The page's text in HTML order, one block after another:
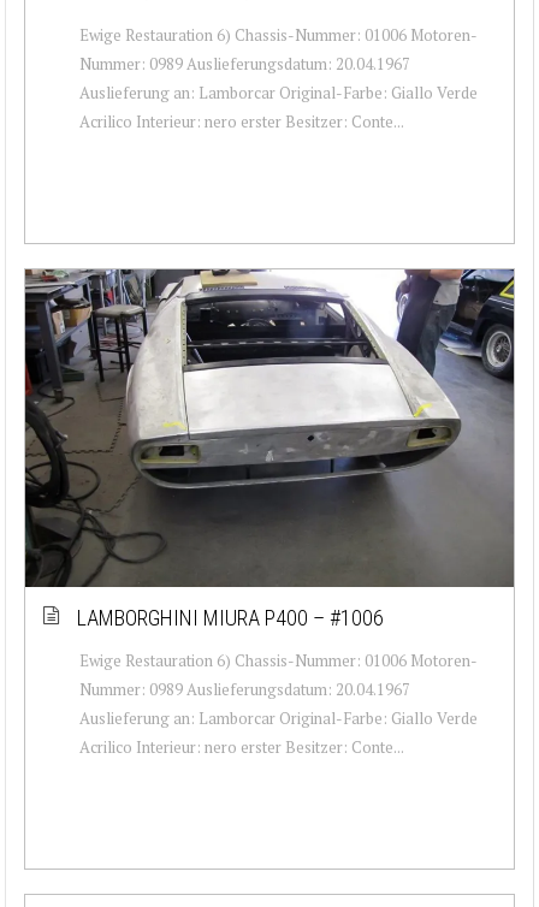
Ewige Restauration 6) Chassis-Nummer: 01006 Motoren-
Nummer: 0989 Auslieferungsdatum: 20.04.1967
Auslieferung an: Lamborcar Original-Farbe: Giallo Verde
Acrilico Interieur: nero erster Besitzer: Conte...
LAMBORGHINI MIURA P400 – #1006
Ewige Restauration 6) Chassis-Nummer: 01006 Motoren-
Nummer: 0989 Auslieferungsdatum: 20.04.1967
Auslieferung an: Lamborcar Original-Farbe: Giallo Verde
Acrilico Interieur: nero erster Besitzer: Conte...